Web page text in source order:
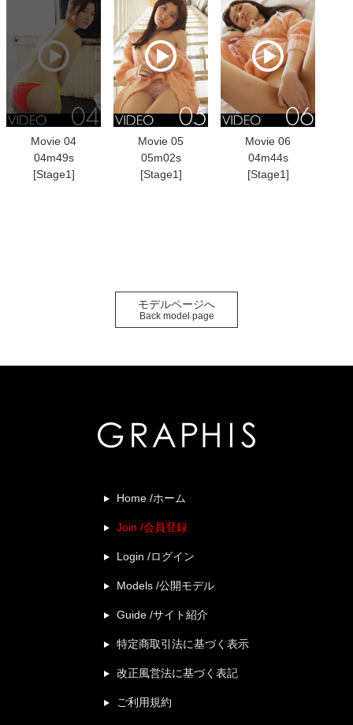
Movie 04
04m49s
[Stage1]
Movie 05
05m02s
[Stage1]
Movie 06
04m44s
[Stage1]
モデルページへ
Back model page
Home /ホーム
Join /会員登録
Login /ログイン
Models /公開モデル
Guide /サイト紹介
特定商取引法に基づく表示
改正風営法に基づく表記
ご利用規約